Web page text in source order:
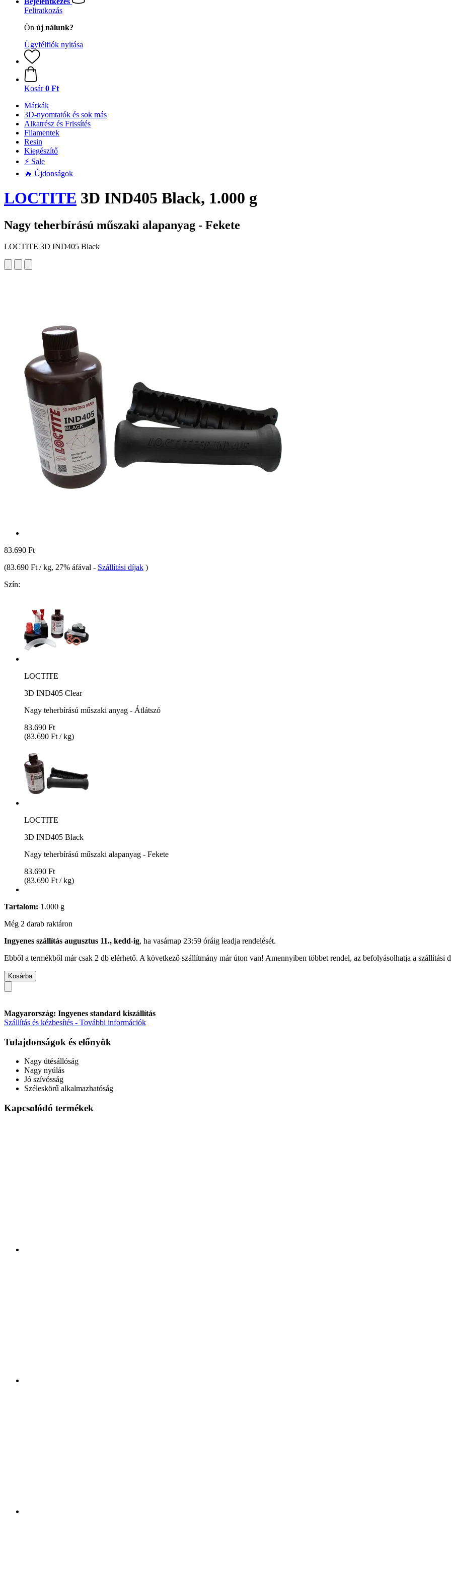
Feliratkozás
Ön új nálunk?
Ügyfélfiók nyitása
Kosár 0 Ft
Márkák
3D-nyomtatók és sok más
Alkatrész és Frissítés
Filamentek
Resin
Kiegészítő
⚡ Sale
🔥 Újdonságok
LOCTITE 3D IND405 Black, 1.000 g
Nagy teherbírású műszaki alapanyag - Fekete
LOCTITE 3D IND405 Black
83.690 Ft
(83.690 Ft / kg, 27% áfával - Szállítási díjak )
Szín:
LOCTITE
3D IND405 Clear
Nagy teherbírású műszaki anyag - Átlátszó
83.690 Ft
(83.690 Ft / kg)
LOCTITE
3D IND405 Black
Nagy teherbírású műszaki alapanyag - Fekete
83.690 Ft
(83.690 Ft / kg)
Tartalom: 1.000 g
Még 2 darab raktáron
Ingyenes szállítás augusztus 11., kedd-ig, ha vasárnap 23:59 óráig leadja rendelését.
Ebből a termékből már csak 2 db elérhető. A következő szállítmány már úton van! Amennyiben többet rendel, az befolyásolhatja a szállítási
Kosárba
Magyarország: Ingyenes standard kiszállítás
Szállítás és kézbesítés - További információk
Tulajdonságok és előnyök
Nagy ütésállóság
Nagy nyúlás
Jó szívósság
Széleskörű alkalmazhatóság
Kapcsolódó termékek